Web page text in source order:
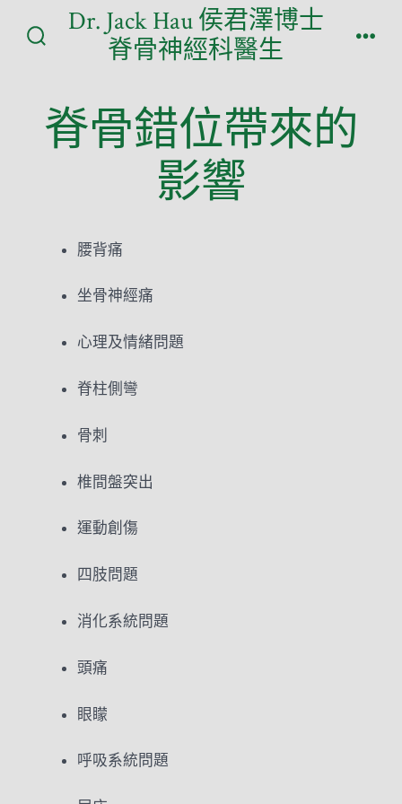
Dr. Jack Hau 侯君澤博士
脊骨神經科醫生
脊骨錯位帶來的
影響
腰背痛
坐骨神經痛
心理及情緒問題
脊柱側彎
骨刺
椎間盤突出
運動創傷
四肢問題
消化系統問題
頭痛
眼矇
呼吸系統問題